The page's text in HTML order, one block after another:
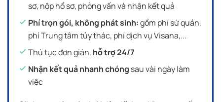
sơ, nộp hồ sơ, phỏng vấn và nhận kết quả
Phí trọn gói, không phát sinh:gồm phí sứ quán,
phí Trung tâm tủy thác, phí dịch vụ Visana,...
Thủ tục đơn giản, hỗ trợ 24/7
Nhận kết quả nhanh chóng sau vài ngày làm
việc